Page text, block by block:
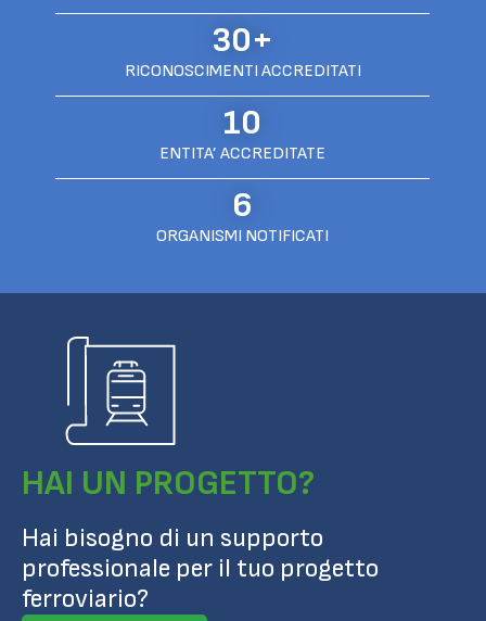
30+
RICONOSCIMENTI ACCREDITATI
10
ENTITA’ ACCREDITATE
6
ORGANISMI NOTIFICATI
HAI UN PROGETTO?
Hai bisogno di un supporto
professionale per il tuo progetto
ferroviario?